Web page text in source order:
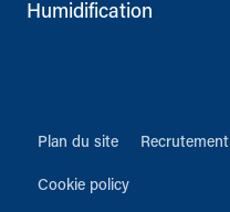
Humidification
Plan du site Recrutement
Cookie policy